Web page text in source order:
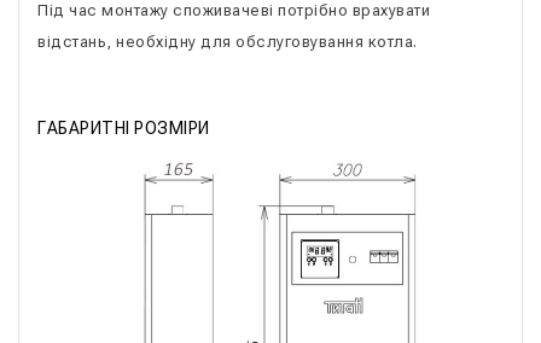
Під час монтажу споживачеві потрібно врахувати
відстань, необхідну для обслуговування котла.
ГАБАРИТНІ РОЗМІРИ